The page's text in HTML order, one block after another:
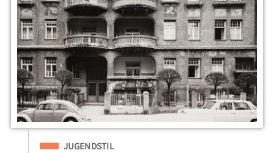
Eingeordnet unter
JUGENDSTIL